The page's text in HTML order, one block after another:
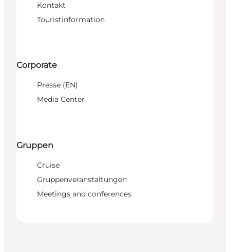
Kontakt
Touristinformation
Corporate
Presse (EN)
Media Center
Gruppen
Cruise
Gruppenveranstaltungen
Meetings and conferences